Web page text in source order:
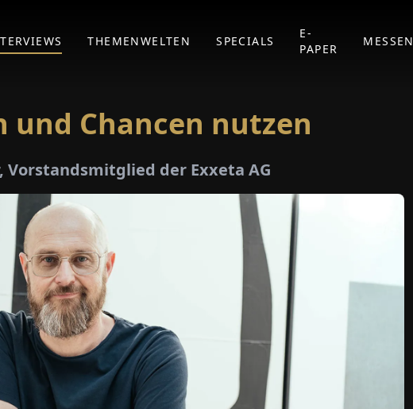
THEMENWELTEN SPECIALS
E-
PAPER
MESSEN
und Chancen nutzen
der Exxeta AG